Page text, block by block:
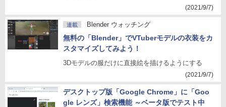
(2021/9/7)
連載 Blender ウォッチング
無料の「Blender」でVTuberモデルの衣装をカ
スタマイズしてみよう！
3Dモデルの服だけに直接絵を描けるようにする
(2021/9/7)
デスクトップ版「Google Chrome」に「Goo
gle レンズ」検索機能 ～ベータ版でテスト中